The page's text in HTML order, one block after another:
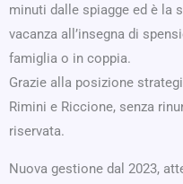
minuti dalle spiagge ed è la
vacanza all’insegna di
famiglia o in coppia.
Grazie alla posizione
Rimini e Riccione, senza
riservata.
Nuova gestione dal 2023,